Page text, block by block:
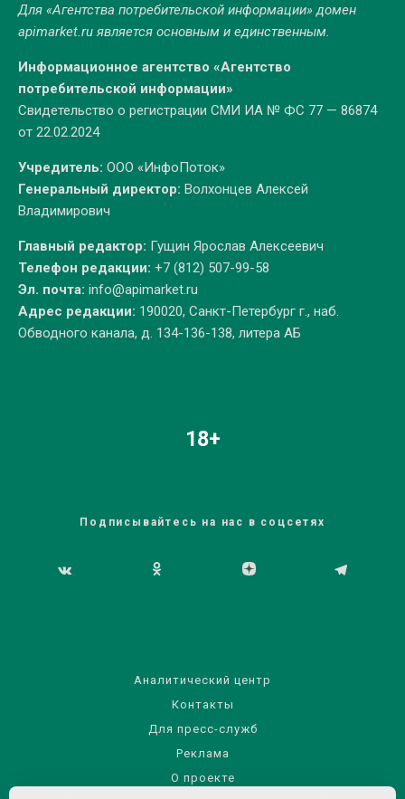
Для «Агентства потребительской информации» домен
apimarket.ruявляется основным и единственным.
Информационное агентство «Агентство
потребительской информации»
Свидетельство о регистрации СМИ ИА № ФС 77 — 86874
от 22.02.2024
Учредитель: ООО «ИнфоПоток»
Генеральный директор: Волхонцев Алексей
Владимирович
Главный редактор: Гущин Ярослав Алексеевич
Телефон редакции: +7 (812) 507-99-58
Эл. почта: info@apimarket.ru
Адрес редакции: 190020, Санкт-Петербург г., наб.
Обводного канала, д. 134-136-138, литера АБ
18+
Подписывайтесь на нас в соцсетях
Аналитический центр
Контакты
Для пресс-служб
Реклама
О проекте